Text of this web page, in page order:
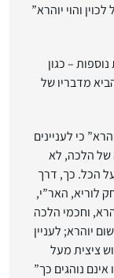
והוי יוהרא”
– כגון
מדבריו של
כי לעניינים
של הלכה, לא
הכל. כך, דרך
לוריא, האר”י,
וחכמי הלכה
יוהרא; לעניין
ציצית מעל
נוהגים כך”